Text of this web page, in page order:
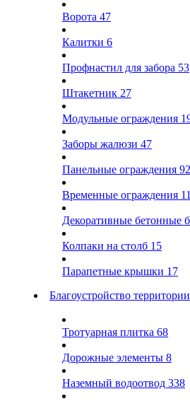
Ворота 47
Калитки 6
Профнастил для забора 53
Штакетник 27
Модульные ограждения
Заборы жалюзи 47
Панельные ограждения 92
Временные ограждения 11
Декоративные бетонные
Колпаки на столб 15
Парапетные крышки 17
Благоустройство территории
Тротуарная плитка 68
Дорожные элементы 8
Наземный водоотвод 338